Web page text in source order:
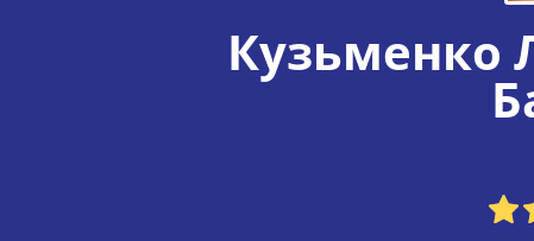
Кузьменко